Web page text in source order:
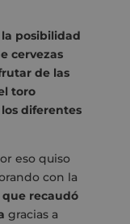
posibilidad
cervezas
de las
toro
diferentes
eso quiso
con la
que recaudó
gracias a